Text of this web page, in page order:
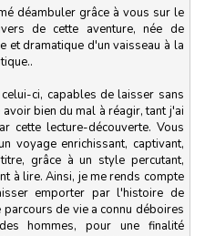
déambuler grâce à vous sur le
de cette aventure, née de
et dramatique d'un vaisseau à la
ci, capables de laisser sans
bien du mal à réagir, tant j'ai
cette lecture-découverte. Vous
voyage enrichissant, captivant,
grâce à un style percutant,
à lire. Ainsi, je me rends compte
emporter par l'histoire de
de vie a connu déboires
hommes, pour une finalité